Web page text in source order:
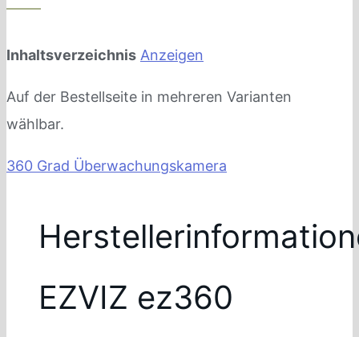
Inhaltsverzeichnis Anzeigen
Auf der Bestellseite in mehreren Varianten
wählbar.
360 Grad Überwachungskamera
EZVIZ ez360